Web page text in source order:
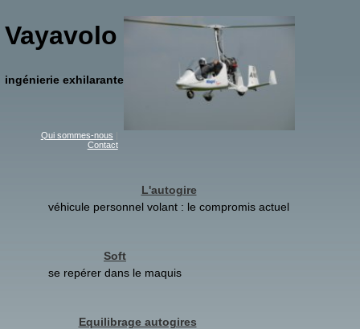
Vayavolo
ingénierie exhilarante
Qui sommes-nous
Contact
L'autogire
véhicule personnel volant : le compromis actuel
Soft
se repérer dans le maquis
Equilibrage autogires